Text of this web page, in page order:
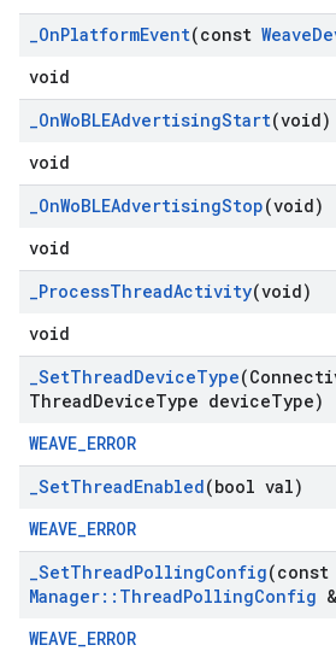
_OnPlatformEvent(const Weave
void
_OnWoBLEAdvertisingStart(void)
void
_OnWoBLEAdvertisingStop(void)
void
_ProcessThreadActivity(void)
void
_SetThreadDeviceType
ThreadDeviceType deviceType)
WEAVE_ERROR
_SetThreadEnabled(bool val)
WEAVE_ERROR
_SetThreadPollingConfig(const
Manager:: ThreadPollingConfig
WEAVE_ERROR